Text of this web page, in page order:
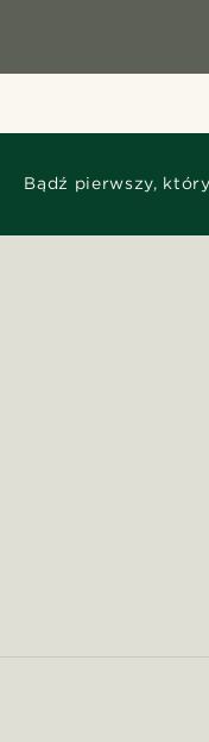
Bądź pierwszy,